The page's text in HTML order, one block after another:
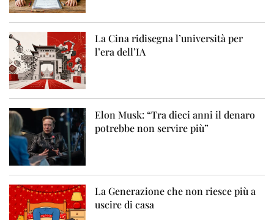
La Cina ridisegna l’università per
l’era dell’IA
Elon Musk: “Tra dieci anni il denaro
potrebbe non servire più”
La Generazione che non riesce più a
uscire di casa